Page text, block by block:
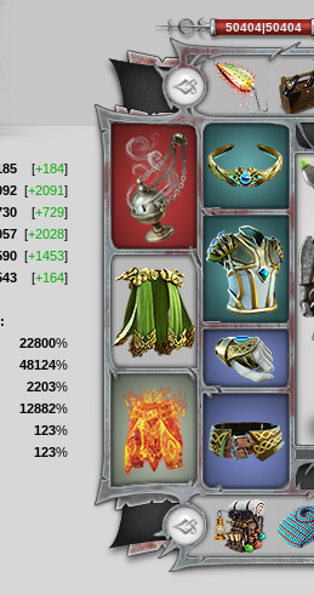
[+184]
[+2091]
[+729]
[+2028]
[+1453]
[+164]
22800%
48124%
2203%
12882%
123%
123%
50404|50404